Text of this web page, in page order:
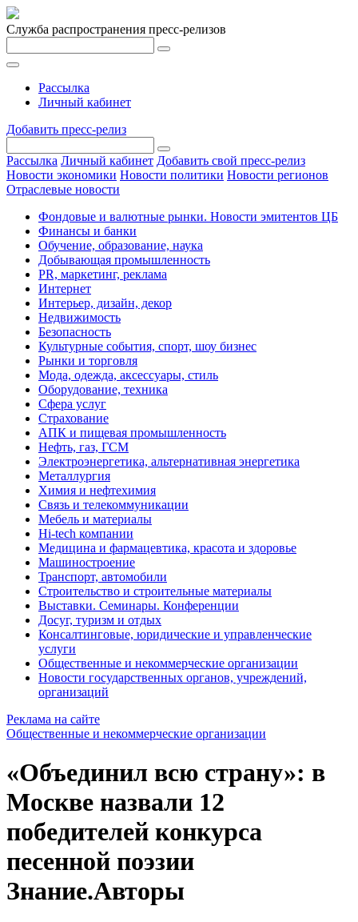
Служба распространения пресс-релизов
Рассылка
Личный кабинет
Добавить пресс-релиз
Рассылка Личный кабинет Добавить свой пресс-релиз
Новости экономики Новости политики Новости регионов
Отраслевые новости
Фондовые и валютные рынки. Новости эмитентов ЦБ
Финансы и банки
Обучение, образование, наука
Добывающая промышленность
PR, маркетинг, реклама
Интернет
Интерьер, дизайн, декор
Недвижимость
Безопасность
Культурные события, спорт, шоу бизнес
Рынки и торговля
Мода, одежда, аксессуары, стиль
Оборудование, техника
Сфера услуг
Страхование
АПК и пищевая промышленность
Нефть, газ, ГСМ
Электроэнергетика, альтернативная энергетика
Металлургия
Химия и нефтехимия
Связь и телекоммуникации
Мебель и материалы
Hi-tech компании
Медицина и фармацевтика, красота и здоровье
Машиностроение
Транспорт, автомобили
Строительство и строительные материалы
Выставки. Семинары. Конференции
Досуг, туризм и отдых
Консалтинговые, юридические и управленческие
услуги
Общественные и некоммерческие организации
Новости государственных органов, учреждений,
организаций
Реклама на сайте
Общественные и некоммерческие организации
«Объединил всю страну»: в
Москве назвали 12
победителей конкурса
песенной поэзии
Знание.Авторы